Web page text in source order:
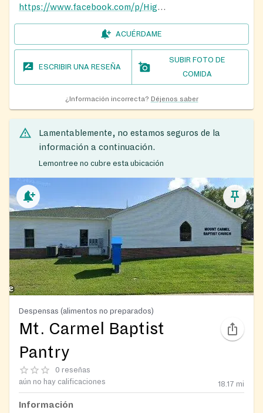
https://www.facebook.com/p/Higher-Calling-Ministries-100064316394312/
ACUÉRDAME
ESCRIBIR UNA RESEÑA
SUBIR FOTO DE
COMIDA
¿Información incorrecta? Déjenos saber
Lamentablemente, no estamos seguros de la
información a continuación.
Lemontree no cubre esta ubicación
Despensas (alimentos no preparados)
Mt. Carmel Baptist
Pantry
0 reseñas
aún no hay calificaciones
18.17 mi
Información